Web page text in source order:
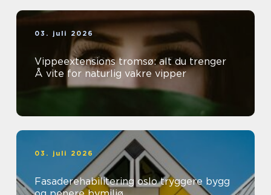
03. juli 2026
Vippeextensions tromsø: alt du trenger
Å vite for naturlig vakre vipper
03. juli 2026
Fasaderehabilitering oslo tryggere bygg